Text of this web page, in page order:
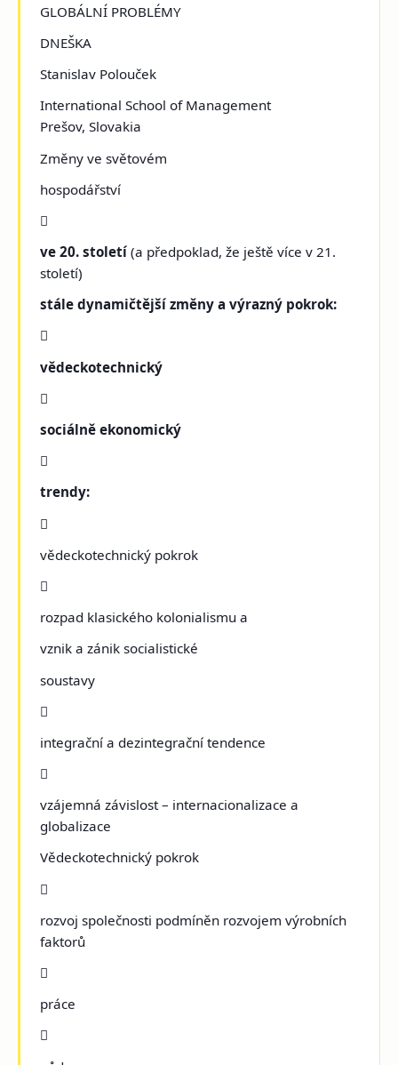
GLOBÁLNÍ PROBLÉMY
DNEŠKA
Stanislav Polouček
International School of Management
Prešov, Slovakia
Změny ve světovém
hospodářství

ve 20. století(a předpoklad, že ještě více v 21.
století)
stále dynamičtější změny a výrazný pokrok:

vědeckotechnický

sociálně ekonomický

trendy:

vědeckotechnický pokrok

rozpad klasického kolonialismu a
vznik a zánik socialistické
soustavy

integrační a dezintegrační tendence

vzájemná závislost – internacionalizace a
globalizace
Vědeckotechnický pokrok

rozvoj společnosti podmíněn rozvojem výrobních
faktorů

práce
